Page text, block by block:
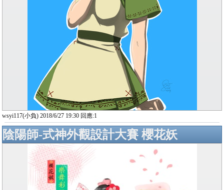
wsyi117(小負) 2018/6/27 19:30 回應:1
陰陽師-式神外觀設計大賽 櫻花妖